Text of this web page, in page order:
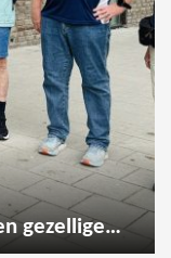
Geniet van de zomer tijdens een gezellige wandeling